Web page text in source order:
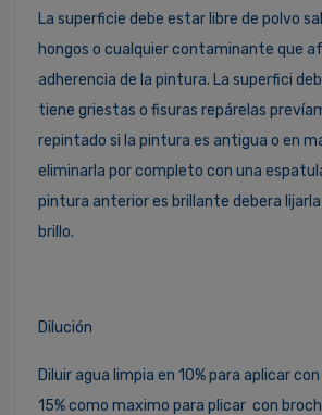
La superficie debe estar libre de polvo
hongos o cualquier contaminante que
adherencia de la pintura. La superfici
tiene griestas o fisuras repárelas
repintado si la pintura es antigua o en
eliminarla por completo con una
pintura anterior es brillante debera
brillo.
Dilución
Diluir agua limpia en 10% para aplicar
15% como maximo para plicar con